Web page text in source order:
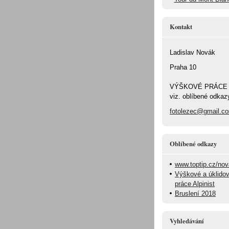
Kontakt
Ladislav Novák
Praha 10
VÝŠKOVÉ PRÁCE
viz. oblíbené
Oblíbené odkazy
www.toptip.cz/
Výškové a
práce Alpinist
Bruslení 2018
Vyhledávání